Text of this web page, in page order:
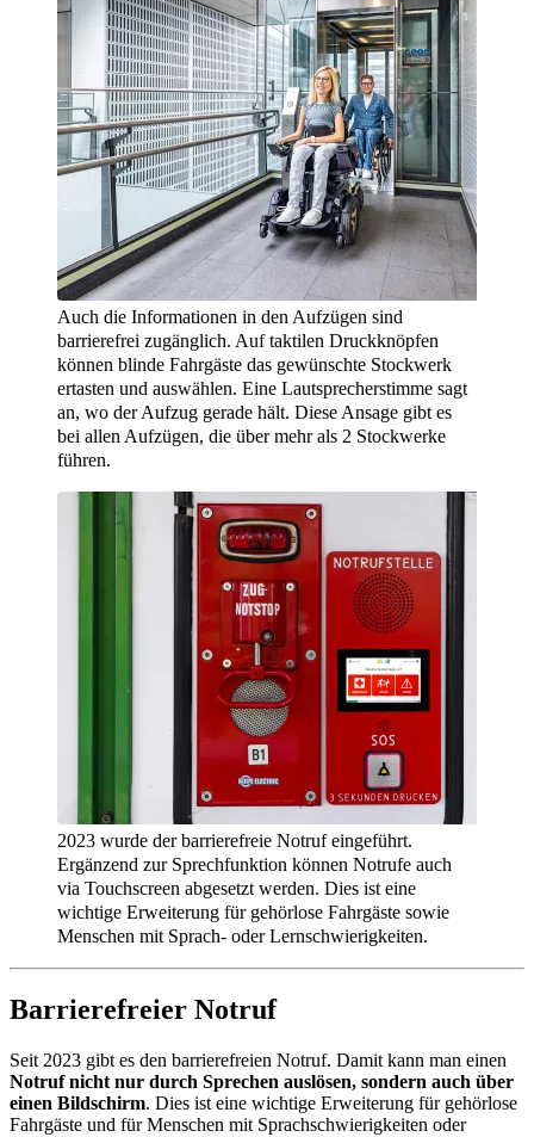
Auch die Informationen in den Aufzügen sind
barrierefrei zugänglich. Auf taktilen Druckknöpfen
können blinde Fahrgäste das gewünschte Stockwerk
ertasten und auswählen. Eine Lautsprecherstimme sagt
an, wo der Aufzug gerade hält. Diese Ansage gibt es
bei allen Aufzügen, die über mehr als 2 Stockwerke
führen.
2023 wurde der barrierefreie Notruf eingeführt.
Ergänzend zur Sprechfunktion können Notrufe auch
via Touchscreen abgesetzt werden. Dies ist eine
wichtige Erweiterung für gehörlose Fahrgäste sowie
Menschen mit Sprach- oder Lernschwierigkeiten.
Barrierefreier Notruf
Seit 2023 gibt es den barrierefreien Notruf. Damit kann man einen
Notruf nicht nur durch Sprechen auslösen, sondern auch über
einen Bildschirm. Dies ist eine wichtige Erweiterung für gehörlose
Fahrgäste und für Menschen mit Sprachschwierigkeiten oder